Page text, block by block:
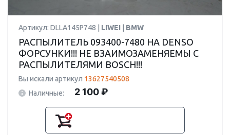
Артикул: DLLA145P748 | LIWEI BMW
РАСПЫЛИТЕЛЬ 093400-7480 НА DENSO
ФОРСУНКИ!!! НЕ ВЗАИМОЗАМЕНЯЕМЫ С
РАСПЫЛИТЕЛЯМИ BOSCH!!!
Вы искали артикул 13627540508
Наличные:
2 100 ₽